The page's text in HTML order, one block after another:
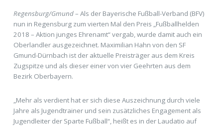
Regensburg/Gmund– Als der Bayerische Fußball-Verband (BFV)
nun in Regensburg zum vierten Mal den Preis „Fußballhelden
2018 – Aktion junges Ehrenamt“ vergab, wurde damit auch ein
Oberlandler ausgezeichnet. Maximilian Hahn von den SF
Gmund-Dürnbach ist der aktuelle Preisträger aus dem Kreis
Zugspitze und als dieser einer von vier Geehrten aus dem
Bezirk Oberbayern.
„Mehr als verdient hat er sich diese Auszeichnung durch viele
Jahre als Jugendtrainer und sein zusätzliches Engagement als
Jugendleiter der Sparte Fußball“, heißt es in der Laudatio auf